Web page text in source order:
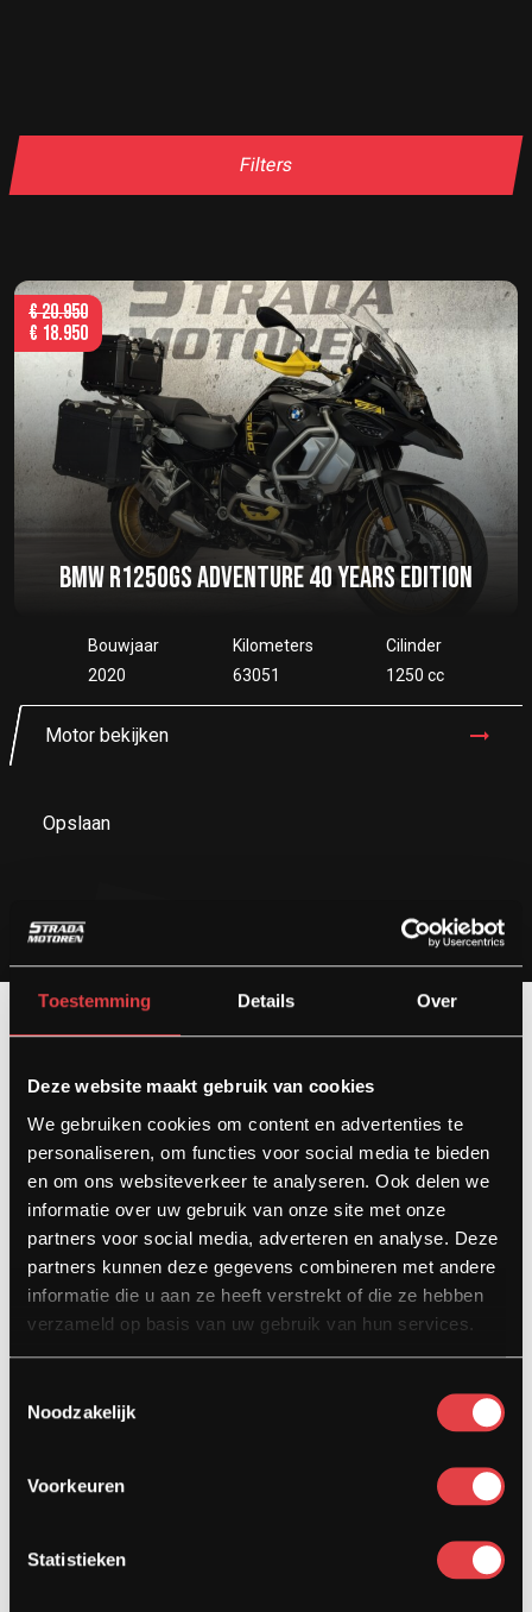
Toestemming Details Over
Deze website maakt gebruik van cookies
We gebruiken cookies om content en advertenties te
personaliseren, om functies voor social media te bieden
en om ons websiteverkeer te analyseren. Ook delen we
informatie over uw gebruik van onze site met onze
partners voor social media, adverteren en analyse. Deze
partners kunnen deze gegevens combineren met andere
informatie die u aan ze heeft verstrekt of die ze hebben
verzameld op basis van uw gebruik van hun services.
Noodzakelijk
Voorkeuren
Statistieken
Filters
BMW R1250GS ADVENTURE 40 YEARS EDITION
Bouwjaar
2020
Kilometers
63051
Cilinder
1250 cc
Motor bekijken
€20.950
€ 18.950
Opslaan
Contact
Kardinaal van Rossumstraat 44-A
5104 HN Dongen
info@stradamotoren.nl
0162 782532
Whatsapp
Diensten